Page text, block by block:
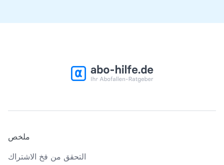
ملخص
التحقق من فخ الاشتراك